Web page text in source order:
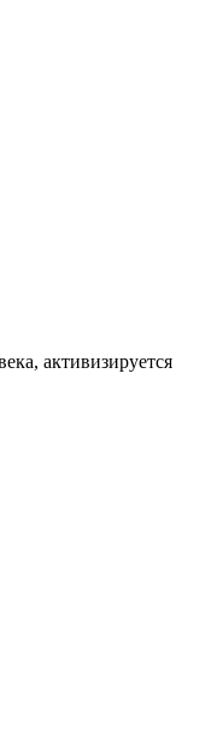
активизируется